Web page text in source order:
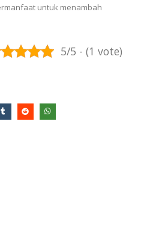
untuk menambah
5/5 - (1 vote)